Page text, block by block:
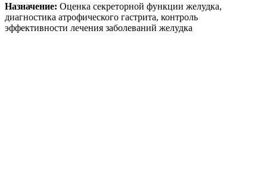
Назначение: Оценка секреторной функции желудка,
диагностика атрофического гастрита, контроль
эффективности лечения заболеваний желудка